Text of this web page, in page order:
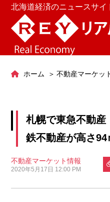
北海道経済のニュースサイ
ホーム 不動産マーケッ
札幌で東急不動産
鉄不動産が高さ
不動産マーケット情報
2020年5月17日 12:00 PM